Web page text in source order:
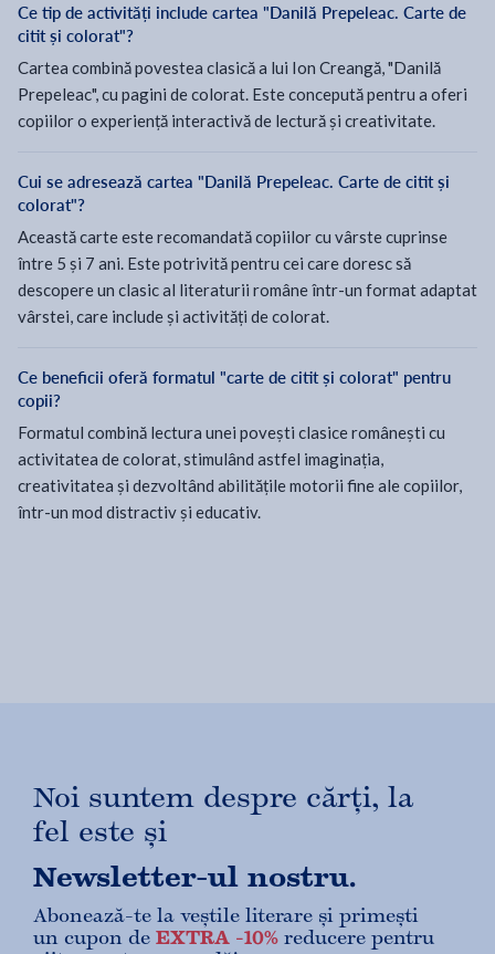
Ce tip de activități include cartea "Danilă Prepeleac. Carte de
citit și colorat"?
Cartea combină povestea clasică a lui Ion Creangă, "Danilă
Prepeleac", cu pagini de colorat. Este concepută pentru a oferi
copiilor o experiență interactivă de lectură și creativitate.
Cui se adresează cartea "Danilă Prepeleac. Carte de citit și
colorat"?
Această carte este recomandată copiilor cu vârste cuprinse
între 5 și 7 ani. Este potrivită pentru cei care doresc să
descopere un clasic al literaturii române într-un format adaptat
vârstei, care include și activități de colorat.
Ce beneficii oferă formatul "carte de citit și colorat" pentru
copii?
Formatul combină lectura unei povești clasice românești cu
activitatea de colorat, stimulând astfel imaginația,
creativitatea și dezvoltând abilitățile motorii fine ale copiilor,
într-un mod distractiv și educativ.
Noi suntem despre cărți, la
fel este și
Newsletter-ul nostru.
Abonează-te la veștile literare și primești
un cupon de EXTRA -10% reducere pentru